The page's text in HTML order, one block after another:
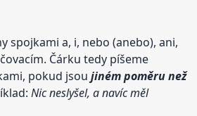
spojkami a, i, nebo (anebo), ani,
Čárku tedy píšeme
pokud jsoujiném poměru než
Nic neslyšel, a navíc měl